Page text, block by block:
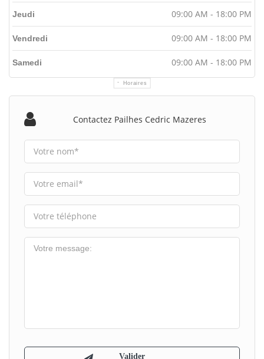
Horaires
Jeudi 09:00 AM - 18:00 PM
Vendredi 09:00 AM - 18:00 PM
Samedi 09:00 AM - 18:00 PM
Contactez Pailhes Cedric Mazeres